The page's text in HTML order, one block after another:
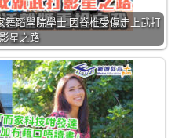
舞蹈學院學士 因脊椎受傷走上武打
影星之路